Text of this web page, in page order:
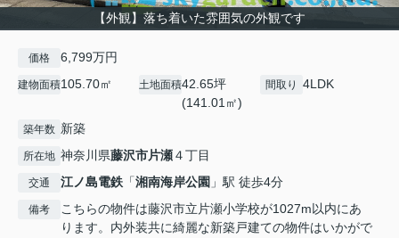
【外観】落ち着いた雰囲気の外観です
価格 6,799万円
建物面積105.70㎡ 土地面積42.65坪
(141.01㎡)
間取り 4LDK
築年数 新築
所在地 神奈川県藤沢市片瀬４丁目
交通 江ノ島電鉄 「湘南海岸公園 」駅 徒歩4分
備考
こちらの物件は藤沢市立片瀬小学校が1027m以内にあ
ります。内外装共に綺麗な新築戸建ての物件はいかがで